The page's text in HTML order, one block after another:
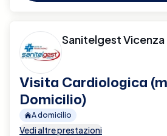
Sanitelgest Vicenza
Visita Cardiologica
Domicilio)
A domicilio
Vedi altre prestazioni